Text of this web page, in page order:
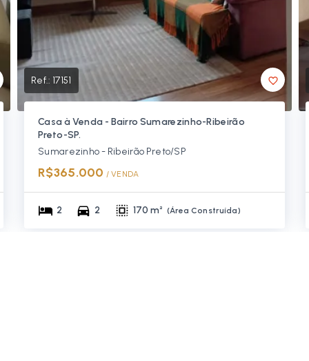
Ref.: 17151
Casa à Venda - Bairro Sumarezinho-Ribeirão
Preto-SP.
Sumarezinho - Ribeirão Preto/SP
R$365.000 / VENDA
2 2 170 m² (Área Construída)